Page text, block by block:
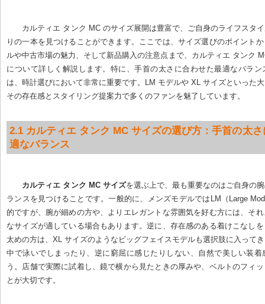
カルティエ タンク MC のサイズ展開は豊富で、ご自身のライフスタ
りの一本を見つけることができます。ここでは、サイズ選びのポイント
ルや中古市場の魅力、そして新品購入の注意点まで、カルティエ タンク
について詳しく解説します。特に、手首の太さに合わせた最適なバラン
は、時計選びにおいて非常に重要です。LM モデルや XL サイズといった
その存在感とスタイリング提案力で多くのファンを魅了しています。
2.1 カルティエ タンク MC サイズの選び方：手首の太
適なバランス
カルティエ タンク MC サイズを選ぶ上で、最も重要なのはご自身の
ランスを見つけることです。一般的に、メンズモデルではLM（Large
的ですが、腕が細めの方や、よりエレガントな雰囲気を好む方には、そ
なサイズが適している場合もあります。逆に、存在感のある着けこなし
太めの方は、XL サイズのようなビッグフェイスモデルも選択肢に入って
中で泳いでしまったり、逆に窮屈に感じたりしない、自然で美しい装着
う。店舗で実際に試着し、鏡で横から見たときの厚みや、ベルトのフィ
とが大切です。